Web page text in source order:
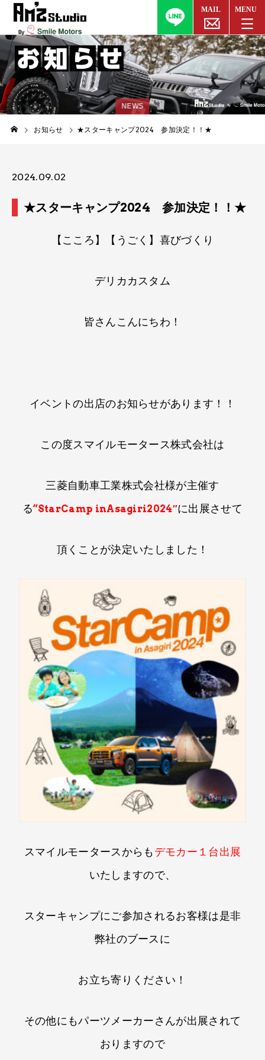
NEWS
お知らせ ★スターキャンプ2024 参加決定！​！​★
2024.09.02
★スターキャンプ2024 参加決定！​！​★
【こころ】【うごく】喜びづくり
デリカカスタム
皆さんこんに​ちわ！​
イベントの出店のお知らせが​あります！​！​
この度スマイルモータース株式会社は​
三菱自動車工業株式会社様が​主催す
る“StarCamp inAsagiri2024″に出展させて
頂くことが​決定いたしました！​
スマイルモータースからも​ デモカー１台出展
いたしますので​、​
スターキャンプにご参加されるお客様は是非
弊社のブースに​
お立ち寄りください！​
その他にもパーツメーカーさんが出展されて
おりますので​